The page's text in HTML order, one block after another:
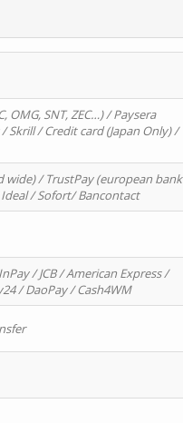
OMG, SNT, ZEC…) / Paysera
Skrill / Credit card (Japan Only) /
wide) / TrustPay (european bank
/ Sofort/ Bancontact
/ JCB / American Express /
/ DaoPay / Cash4WM